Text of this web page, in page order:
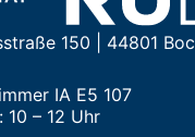
150 | 44801
IA E5 107
10 – 12 Uhr